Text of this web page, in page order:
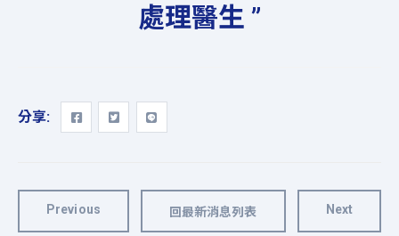
處理醫生 ”
分享:
Previous 回最新消息列表 Next